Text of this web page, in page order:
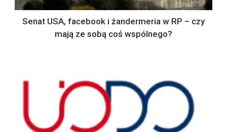
Senat USA, facebook i żandermeria w RP – czy
mają ze sobą coś wspólnego?